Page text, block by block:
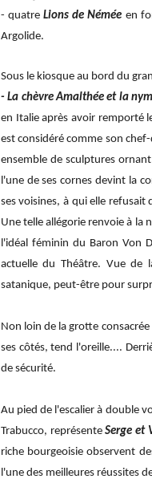
- quatre Lions de Némée en
Argolide.
Sous le kiosque au bord du
- La chèvre Amalthée et la
en Italie après avoir remporté
est considéré comme son
ensemble de sculptures
l'une de ses cornes devint la
ses voisines, à qui elle refusait
Une telle allégorie renvoie à
l'idéal féminin du Baron Von
actuelle du Théâtre. Vue de
satanique, peut-être pour
Non loin de la grotte consacrée
ses côtés, tend l'oreille....
de sécurité.
Au pied de l'escalier à double
Trabucco, représenteSerge et
riche bourgeoisie observent
l'une des meilleures réussites